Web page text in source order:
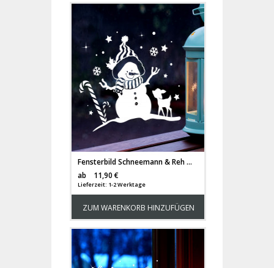
Fensterbild Schneemann & Reh Winter Fensterdeko Fensterbilder Winterlandschaft + Sterne & Schneeflocken M2268
ab
11,90 €
Lieferzeit: 1-2 Werktage
ZUM WARENKORB HINZUFÜGEN